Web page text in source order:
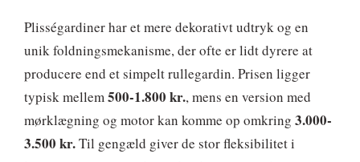
Plisségardiner har et mere dekorativt udtryk og en
unik foldningsmekanisme, der ofte er lidt dyrere at
producere end et simpelt rullegardin. Prisen ligger
typisk mellem500-1.800 kr., mens en version med
mørklægning og motor kan komme op omkring 3.000-
3.500 kr.Til gengæld giver de stor fleksibilitet i